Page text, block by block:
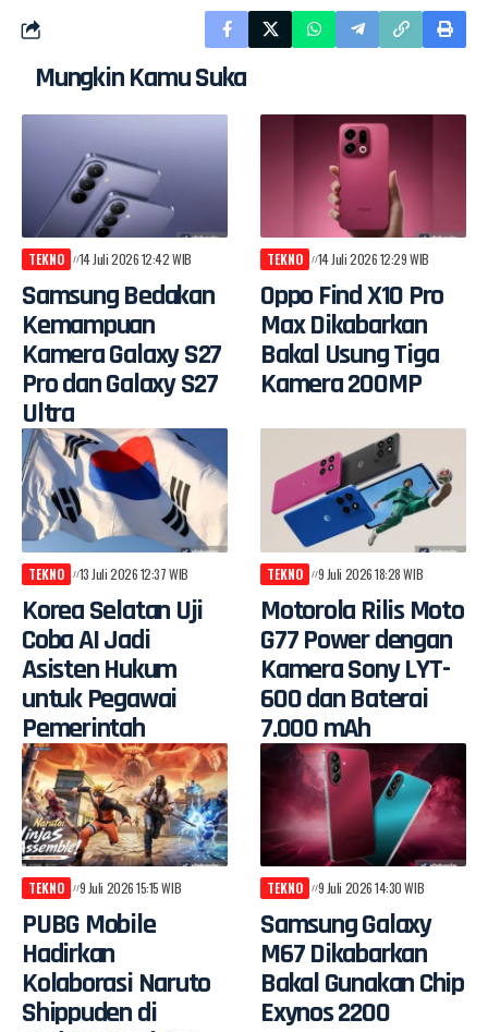
Mungkin Kamu Suka
TEKNO 14 Juli 2026 12:42 WIB
Samsung Bedakan
Kemampuan
Kamera Galaxy S27
Pro dan Galaxy S27
Ultra
TEKNO 14 Juli 2026 12:29 WIB
Oppo Find X10 Pro
Max Dikabarkan
Bakal Usung Tiga
Kamera 200MP
TEKNO 13 Juli 2026 12:37 WIB
Korea Selatan Uji
Coba AI Jadi
Asisten Hukum
untuk Pegawai
Pemerintah
TEKNO 9 Juli 2026 18:28 WIB
Motorola Rilis Moto
G77 Power dengan
Kamera Sony LYT-
600 dan Baterai
7.000 mAh
TEKNO 9 Juli 2026 15:15 WIB
PUBG Mobile
Hadirkan
Kolaborasi Naruto
Shippuden di
TEKNO 9 Juli 2026 14:30 WIB
Samsung Galaxy
M67 Dikabarkan
Bakal Gunakan Chip
Exynos 2200